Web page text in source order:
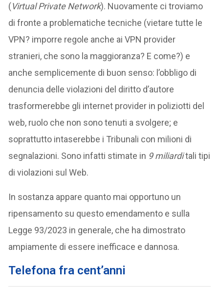
(Virtual Private Network). Nuovamente ci troviamo
di fronte a problematiche tecniche (vietare tutte le
VPN? imporre regole anche ai VPN provider
stranieri, che sono la maggioranza? E come?) e
anche semplicemente di buon senso: l’obbligo di
denuncia delle violazioni del diritto d’autore
trasformerebbe gli internet provider in poliziotti del
web, ruolo che non sono tenuti a svolgere; e
soprattutto intaserebbe i Tribunali con milioni di
segnalazioni. Sono infatti stimate in 9 miliarditali tipi
di violazioni sul Web.
In sostanza appare quanto mai opportuno un
ripensamento su questo emendamento e sulla
Legge 93/2023 in generale, che ha dimostrato
ampiamente di essere inefficace e dannosa.
Telefona fra cent’anni